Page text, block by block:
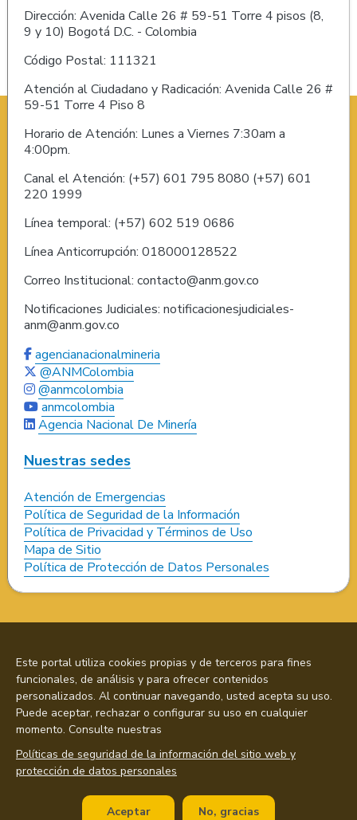
Dirección: Avenida Calle 26 # 59-51 Torre 4 pisos (8,
9 y 10) Bogotá D.C. - Colombia
Código Postal: 111321
Atención al Ciudadano y Radicación: Avenida Calle 26 #
59-51 Torre 4 Piso 8
Horario de Atención: Lunes a Viernes 7:30am a
4:00pm.
Canal el Atención: (+57) 601 795 8080 (+57) 601
220 1999
Línea temporal: (+57) 602 519 0686
Línea Anticorrupción: 018000128522
Correo Institucional: contacto@anm.gov.co
Notificaciones Judiciales: notificacionesjudiciales-
anm@anm.gov.co
agencianacionalmineria
@ANMColombia
@anmcolombia
anmcolombia
Agencia Nacional De Minería
Nuestras sedes
Atención de Emergencias
Política de Seguridad de la Información
Política de Privacidad y Términos de Uso
Mapa de Sitio
Política de Protección de Datos Personales
Este portal utiliza cookies propias y de terceros para fines
funcionales, de análisis y para ofrecer contenidos
personalizados. Al continuar navegando, usted acepta su uso.
Puede aceptar, rechazar o configurar su uso en cualquier
momento. Consulte nuestras
Políticas de seguridad de la información del sitio web y
protección de datos personales
Aceptar No, gracias